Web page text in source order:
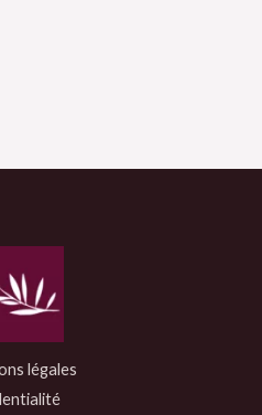
légales